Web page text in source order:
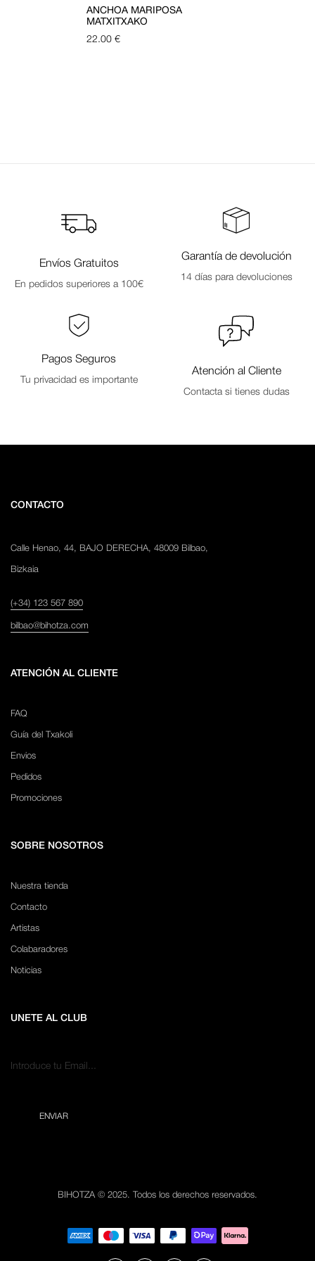
ANCHOA MARIPOSA
MATXITXAKO
22.00€
Envíos Gratuitos
En pedidos superiores a 100€
Garantía de devolución
14 días para devoluciones
Pagos Seguros
Tu privacidad es importante
Atención al Cliente
Contacta si tienes dudas
CONTACTO
Calle Henao, 44, BAJO DERECHA, 48009 Bilbao,
Bizkaia
(+34) 123 567 890
bilbao@bihotza.com
ATENCIÓN AL CLIENTE
FAQ
Guía del Txakoli
Envios
Pedidos
Promociones
SOBRE NOSOTROS
Nuestra tienda
Contacto
Artistas
Colabaradores
Noticias
UNETE AL CLUB
BIHOTZA © 2025. Todos los derechos reservados.